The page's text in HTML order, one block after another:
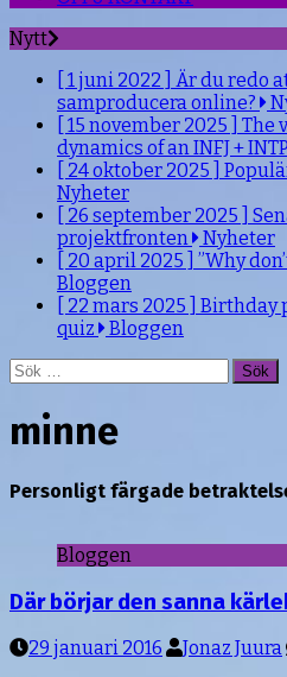
Nytt
[ 1 juni 2022 ] Är du redo
samproducera online?
[ 15 november 2025 ] The
dynamics of an INFJ +
[ 24 oktober 2025 ]
Nyheter
[ 26 september 2025 ]
projektfronten
Nyheter
[ 20 april 2025 ] ”Why
Bloggen
[ 22 mars 2025 ] Birthday
quiz
Bloggen
Sök
efter:
minne
Personligt färgade
Bloggen
Där börjar den sanna
29 januari 2016 Jonaz Juura